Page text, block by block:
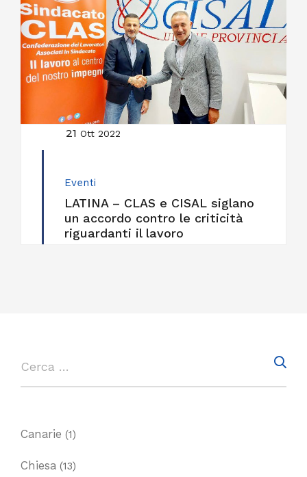
21 Ott 2022
Eventi
LATINA – CLAS e CISAL siglano
un accordo contro le criticità
riguardanti il lavoro
Canarie (1)
Chiesa (13)